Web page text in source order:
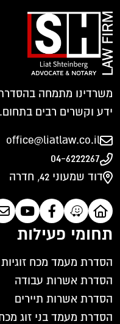
משרדינו מתמחה
ידע וקשרים רבים בתחום.
office@liatlaw.co.il
04-6222267
דוד שמעוני 42, חדרה
תחומי פעילות
הסדרת מעמד מכח זוגיות
הסדרת אשרות עבודה
הסדרת אשרות תיירים
הסדרת מעמד בני זוג מכח